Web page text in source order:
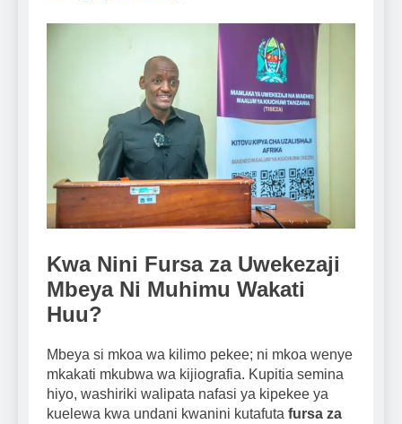
Kwa Nini Fursa za Uwekezaji
Mbeya Ni Muhimu Wakati
Huu?
Mbeya si mkoa wa kilimo pekee; ni mkoa wenye
mkakati mkubwa wa kijiografia. Kupitia semina
hiyo, washiriki walipata nafasi ya kipekee ya
kuelewa kwa undani kwanini kutafuta fursa za